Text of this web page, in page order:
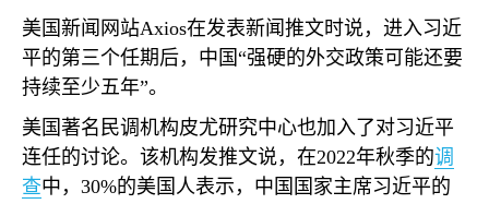
美国新闻网站Axios在发表新闻推文时说，进入习近
平的第三个任期后，中国“强硬的外交政策可能还要
持续至少五年”。
美国著名民调机构皮尤研究中心也加入了对习近平
连任的讨论。该机构发推文说，在2022年秋季的调
查中， 30%的美国人表示，中国国家主席习近平的